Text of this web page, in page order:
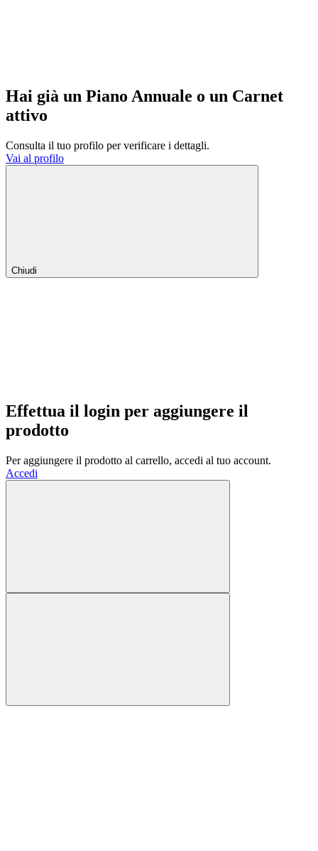
Hai già un Piano Annuale o un Carnet
attivo
Consulta il tuo profilo per verificare i dettagli.
Vai al profilo
Chiudi
Effettua il login per aggiungere il
prodotto
Per aggiungere il prodotto al carrello, accedi al tuo account.
Accedi